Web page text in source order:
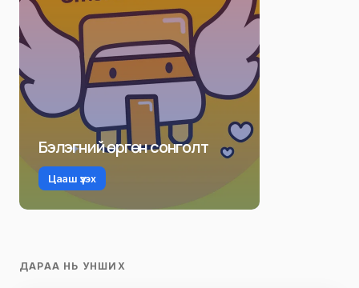
Бэлэгний өргөн сонголт
Цааш үзэх
ДАРАА НЬ УНШИХ